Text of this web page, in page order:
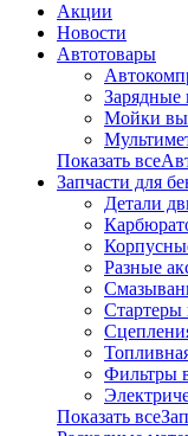
Акции
Новости
Автотовары
Зарядные
Мойки
Показать
Запчасти для
Детали
Разные
Стартеры
Фильтры
Показать